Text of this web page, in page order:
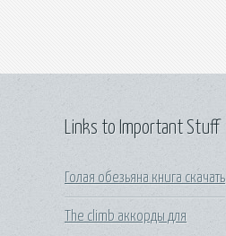
Links to Important Stuff
Голая обезьяна книга скачать
The climb аккорды для